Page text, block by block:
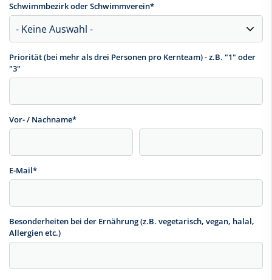
Schwimmbezirk oder Schwimmverein*
Priorität (bei mehr als drei Personen pro Kernteam) - z.B. "1" oder
"3"
Vor- / Nachname*
E-Mail*
Besonderheiten bei der Ernährung (z.B. vegetarisch, vegan, halal,
Allergien etc.)